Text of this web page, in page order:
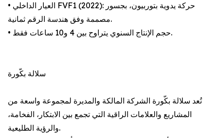
• العيار الداخلي FVF1 (2022): حركة يدوية بتوربيون، بجسور
مصممة وفق هندسة الرقم ثمانية.
• حجم الإنتاج السنوي يتراوح بين 4 و10 ساعات فقط.
سلالة بكّورة
تُعد سلالة بكّورة الشركة المالكة والمديرة لمجموعة واسعة من
المشاريع والعلامات الراقية التي تجمع بين الابتكار، الفخامة،
والرؤية الطليعية.